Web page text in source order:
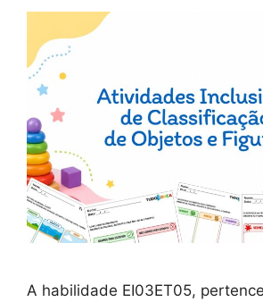
A habilidade EI03ET05,